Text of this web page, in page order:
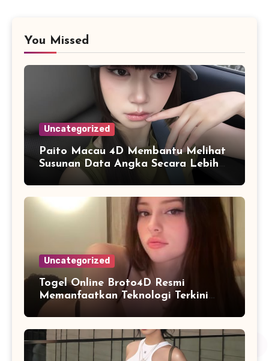
You Missed
Uncategorized
Paito Macau 4D Membantu Melihat
Susunan Data Angka Secara Lebih
Praktis dan Efisien
Uncategorized
Togel Online Broto4D Resmi
Memanfaatkan Teknologi Terkini
untuk Meningkatkan Kualitas